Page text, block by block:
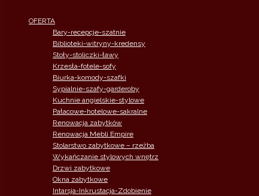
OFERTA
Bary-recepcje-szatnie
Biblioteki-witryny-kredensy
Stoły-stoliczki-ławy
Krzesła-fotele-sofy
Biurka-komody-szafki
Sypialnie-szafy-garderoby
Kuchnie angielskie-stylowe
Pałacowe-hotelowe-sakralne
Renowacja zabytków
Renowacja Mebli Empire
Stolarstwo zabytkowe – rzeżba
Wykańczanie stylowych wnętrz
Drzwi zabytkowe
Okna zabytkowe
Intarsja-Inkrustacja-Zdobienie